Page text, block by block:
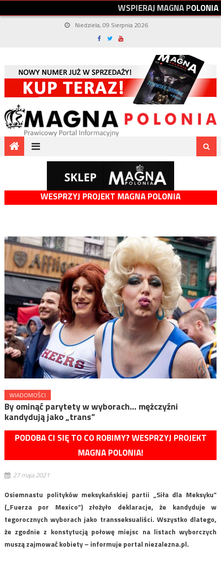
WSPIERAJMAGNAPOLONIA
Niedziela, 09 Sierpnia 2026
WESPRZYJ PROJEKT MAGNA POLONIA
WIADOMOŚCI
By ominąć parytety w wyborach… mężczyźni
kandydują jako „trans”
PODOBA CI SIĘ TO CO ROBIMY? WESPRZYJ PROJEKT
MAGNA POLONIA!
27 maja 2021
Osiemnastu polityków meksykańskiej partii „Siła dla Meksyku”
(„Fuerza por Mexico”) złożyło deklaracje, że kandyduje w
tegorocznych wyborach jako transseksualiści. Wszystko dlatego,
że zgodnie z konstytucją połowę miejsc na listach wyborczych
muszą zajmować kobiety – informuje portal niezalezna.pl.